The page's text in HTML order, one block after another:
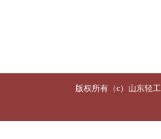
版权所有（c）山东轻